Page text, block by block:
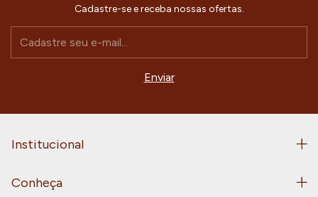
Cadastre-se e receba nossas ofertas.
Institucional
Conheça